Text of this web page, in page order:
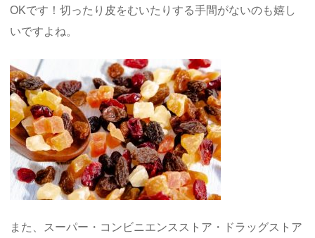
OKです！切ったり皮をむいたりする手間がないのも嬉し
いですよね。
また、スーパー・コンビニエンスストア・ドラッグストア